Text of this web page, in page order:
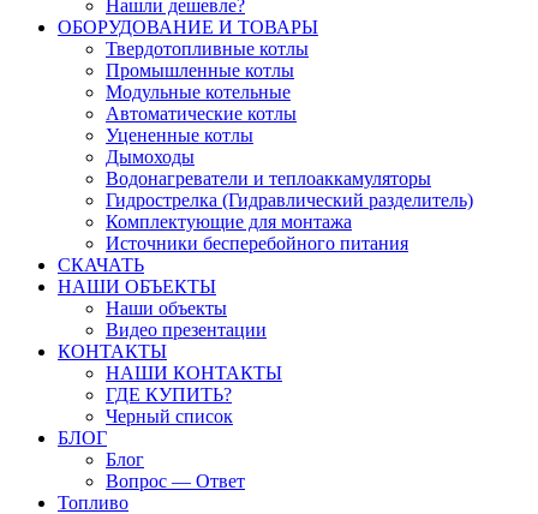
Нашли дешевле?
ОБОРУДОВАНИЕ И ТОВАРЫ
Твердотопливные котлы
Промышленные котлы
Модульные котельные
Автоматические котлы
Уцененные котлы
Дымоходы
Водонагреватели и теплоаккамуляторы
Гидрострелка (Гидравлический разделитель)
Комплектующие для монтажа
Источники бесперебойного питания
СКАЧАТЬ
НАШИ ОБЪЕКТЫ
Наши объекты
Видео презентации
КОНТАКТЫ
НАШИ КОНТАКТЫ
ГДЕ КУПИТЬ?
Черный список
БЛОГ
Блог
Вопрос — Ответ
Топливо